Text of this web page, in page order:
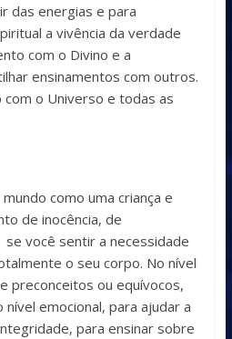
das energias e para
a vivência da verdade
com o Divino e a
ensinamentos com outros.
com o Universo e todas as
como uma criança e
de inocência, de
você sentir a necessidade
o seu corpo. No nível
preconceitos ou equívocos,
nível emocional, para ajudar a
para ensinar sobre